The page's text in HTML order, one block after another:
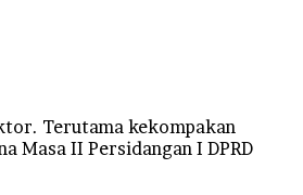
Terutama kekompakan
II Persidangan I DPRD